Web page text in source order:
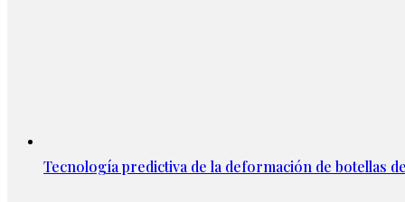
Tecnología predictiva de la deformación de botellas